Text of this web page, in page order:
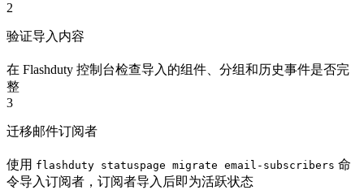
2
验证导入内容
在 Flashduty 控制台检查导入的组件、分组和历史事件是否完
整
3
迁移邮件订阅者
使用 flashduty statuspage migrate email-subscribers 命
令导入订阅者，订阅者导入后即为活跃状态